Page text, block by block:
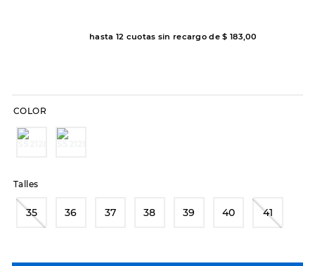
hasta 12 cuotas sin recargo de$ 183,00
COLOR
Talles
35 36 37 38 39 40 41